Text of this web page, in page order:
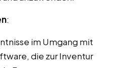
:
im Umgang mit
die zur Inventur